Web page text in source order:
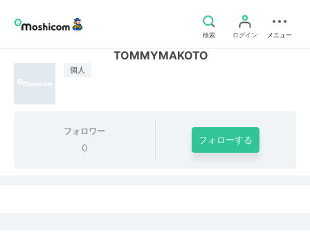
検索 ログイン メニュー
個人
TOMMYMAKOTO
フォロワー
0
フォローする